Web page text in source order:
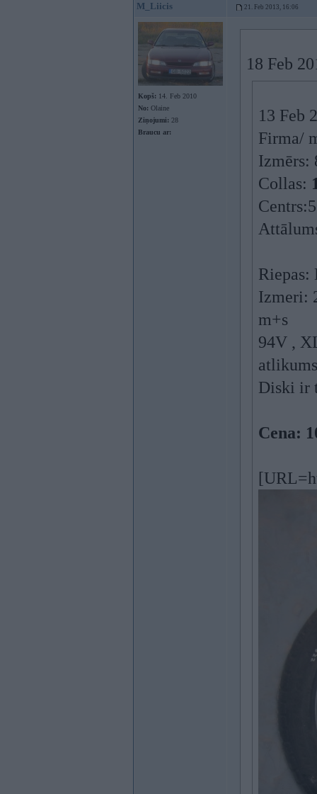
M_Liicis 21. Feb 2013, 16:06
Kopš: 14. Feb 2010
No: Olaine
Ziņojumi: 28
Braucu ar:
18 Feb
13 Feb
Firma/
Izmērs:
Collas:
Izmeri:
m+s
94V ,
Diski ir
Cena: